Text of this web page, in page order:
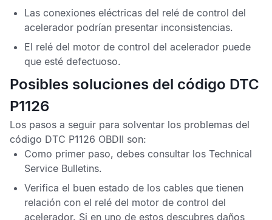
Las conexiones eléctricas del relé de control del
acelerador podrían presentar inconsistencias.
El relé del motor de control del acelerador puede
que esté defectuoso.
Posibles soluciones del código DTC
P1126
Los pasos a seguir para solventar los problemas del
código DTC P1126 OBDII son:
Como primer paso, debes consultar los Technical
Service Bulletins.
Verifica el buen estado de los cables que tienen
relación con el relé del motor de control del
acelerador. Si en uno de estos descubres daños